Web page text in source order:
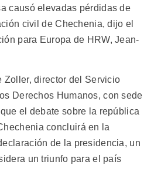
causó elevadas pérdidas de
civil de Chechenia, dijo el
para Europa de HRW, Jean-
Zoller, director del Servicio
Derechos Humanos, con sede
el debate sobre la república
concluirá en la
de la presidencia, un
un triunfo para el país